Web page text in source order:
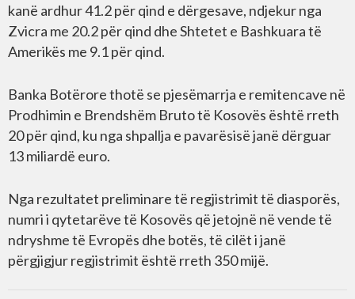
kanë ardhur 41.2 për qind e dërgesave, ndjekur nga
Zvicra me 20.2 për qind dhe Shtetet e Bashkuara të
Amerikës me 9.1 për qind.
Banka Botërore thotë se pjesëmarrja e remitencave në
Prodhimin e Brendshëm Bruto të Kosovës është rreth
20 për qind, ku nga shpallja e pavarësisë janë dërguar
13 miliardë euro.
Nga rezultatet preliminare të regjistrimit të diasporës,
numri i qytetarëve të Kosovës që jetojnë në vende të
ndryshme të Evropës dhe botës, të cilët i janë
përgjigjur regjistrimit është rreth 350 mijë.